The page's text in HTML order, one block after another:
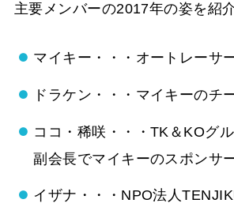
主要メンバーの2017年の姿を紹
マイキー・・・オートレーサ
ドラケン・・・マイキーのチ
ココ・稀咲・・・TK＆KOグル
副会長でマイキーのスポンサ
イザナ・・・NPO法人